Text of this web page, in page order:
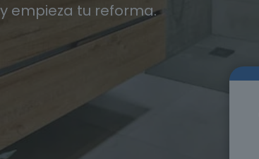
empieza tu reforma.